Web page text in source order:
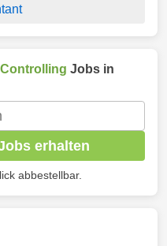
Controlling Jobs in
erhalten
abbestellbar.